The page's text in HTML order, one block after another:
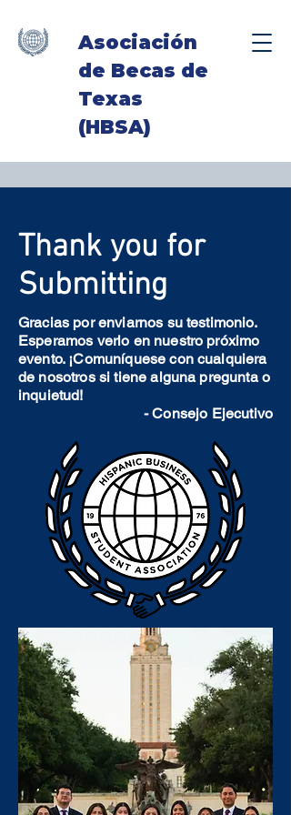
Asociación
de Becas de
Texas
(HBSA)
Thank you for
Submitting
Gracias por enviarnos su testimonio.
Esperamos verlo en nuestro próximo
evento. ¡Comuníquese con cualquiera
de nosotros si tiene alguna pregunta o
inquietud!
- Consejo Ejecutivo